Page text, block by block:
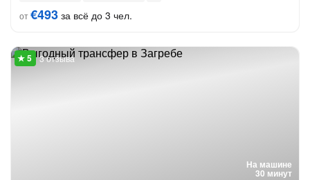
от€493 за всё до 3 чел.
На машине
30 минут
3 отзыва